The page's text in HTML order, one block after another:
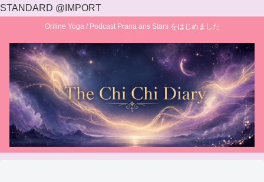
STANDARD @IMPORT
Online Yoga / Podcast Prana ans Stars をはじめました